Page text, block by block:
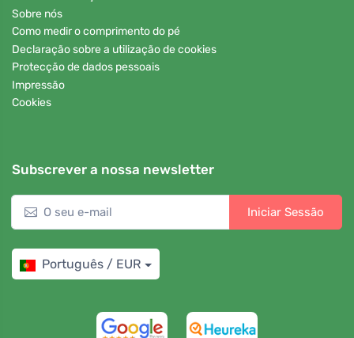
Sobre nós
Como medir o comprimento do pé
Declaração sobre a utilização de cookies
Protecção de dados pessoais
Impressão
Cookies
Subscrever a nossa newsletter
Iniciar Sessão
Português / EUR